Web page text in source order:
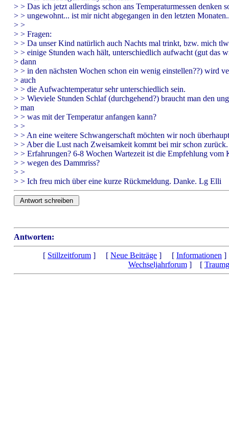
> > Das ich jetzt allerdings schon ans Temperaturmessen denken
> > ungewohnt... ist mir nicht abgegangen in den letzten
> >
> > Fragen:
> > Da unser Kind natürlich auch Nachts mal trinkt, bzw. mich
> > einige Stunden wach hält, unterschiedlich aufwacht (gut das
> dann
> > in den nächsten Wochen schon ein wenig einstellen??) wird
> auch
> > die Aufwachtemperatur sehr unterschiedlich sein.
> > Wieviele Stunden Schlaf (durchgehend?) braucht man den
> man
> > was mit der Temperatur anfangen kann?
> >
> > An eine weitere Schwangerschaft möchten wir noch
> > Aber die Lust nach Zweisamkeit kommt bei mir schon zurück.
> > Erfahrungen? 6-8 Wochen Wartezeit ist die Empfehlung vom
> > wegen des Dammriss?
> >
> > Ich freu mich über eine kurze Rückmeldung. Danke. Lg Elli
Antworten:
[ Stillzeitforum ] [ Neue Beiträge ] [ Informationen
Wechseljahrforum] [